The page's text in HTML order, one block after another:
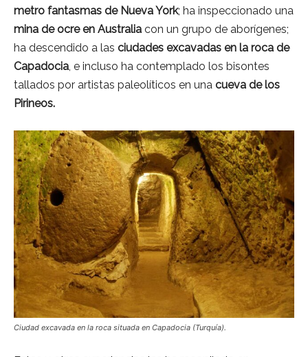
metro fantasmas de Nueva York; ha inspeccionado una
mina de ocre en Australia con un grupo de aborígenes;
ha descendido a las ciudades excavadas en la roca de
Capadocia, e incluso ha contemplado los bisontes
tallados por artistas paleolíticos en una cueva de los
Pirineos.
Ciudad excavada en la roca situada en Capadocia (Turquía).